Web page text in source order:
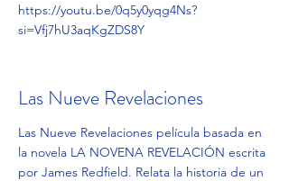
https://youtu.be/0q5y0yqg4Ns?
si=Vfj7hU3aqKgZDS8Y
Las Nueve Revelaciones
Las Nueve Revelaciones película basada en
la novela LA NOVENA REVELACIÓN escrita
por James Redfield. Relata la historia de un